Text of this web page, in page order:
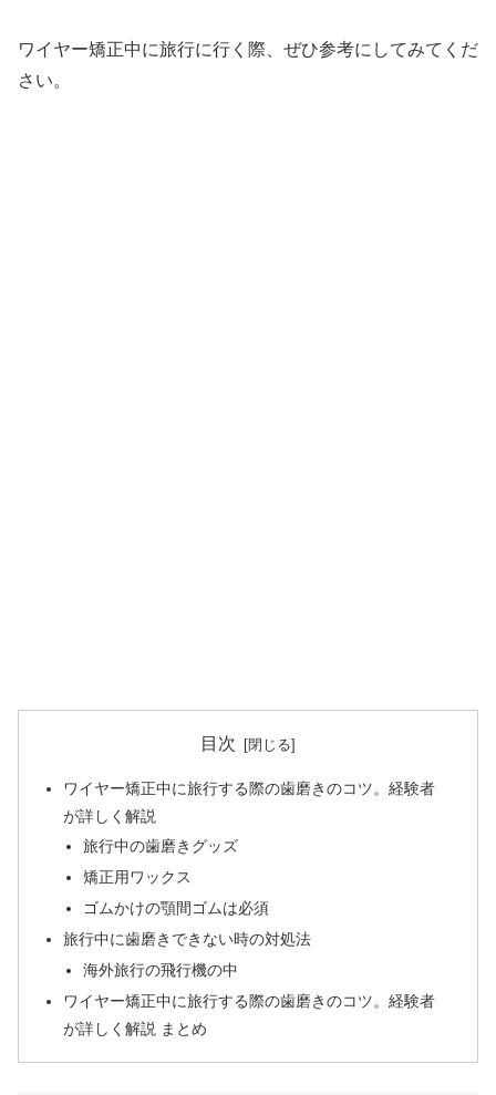
ワイヤー矯正中に旅行に行く際、ぜひ参考にしてみてくだ
さい。
目次
ワイヤー矯正中に旅行する際の歯磨きのコツ。経験者
が詳しく解説
旅行中の歯磨きグッズ
矯正用ワックス
ゴムかけの顎間ゴムは必須
旅行中に歯磨きできない時の対処法
海外旅行の飛行機の中
ワイヤー矯正中に旅行する際の歯磨きのコツ。経験者
が詳しく解説 まとめ